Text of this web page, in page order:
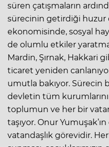
süren çatışmaların
sürecinin getirdiği huzur
ekonomisinde, sosyal
de olumlu etkiler
Mardin, Şırnak, Hakkari
ticaret yeniden
umutla bakıyor. Sürecin
devletin tüm
toplumun ve her bir
taşıyor. Onur
vatandaşlık görevidir.